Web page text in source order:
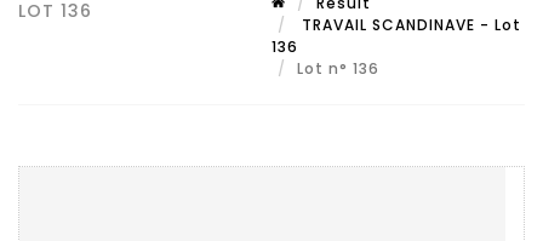
LOT 136
TRAVAIL SCANDINAVE - Lot
136
Lot n° 136